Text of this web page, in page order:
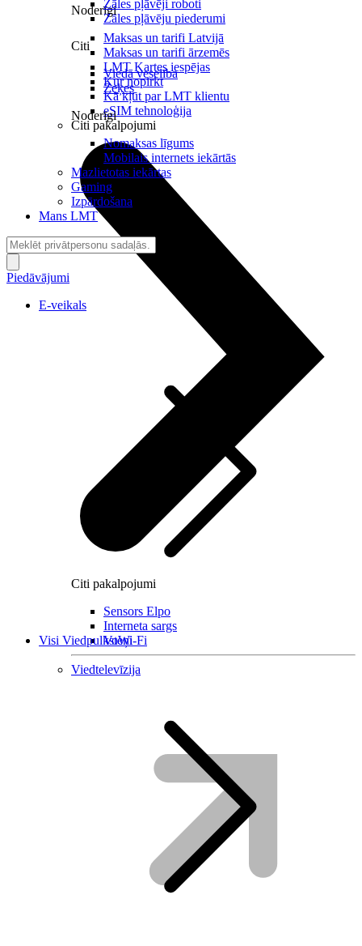
Noderīgi
Maksas un tarifi Latvijā
Maksas un tarifi ārzemēs
LMT Kartes iespējas
Kur nopirkt
Kā kļūt par LMT klientu
eSIM tehnoloģija
Citi pakalpojumi
Citi pakalpojumi
Sensors Elpo
Interneta sargs
VoWi-Fi
Viedtelevīzija
Zāles pļāvēji roboti
Zāles pļāvēju piederumi
Citi
Viedā veselība
Zeķes
Noderīgi
Nomaksas līgums
Mobilais internets iekārtās
Mazlietotas iekārtas
Gaming
Izpārdošana
Mans LMT
Piedāvājumi
E-veikals
Visi Viedpulksteņi